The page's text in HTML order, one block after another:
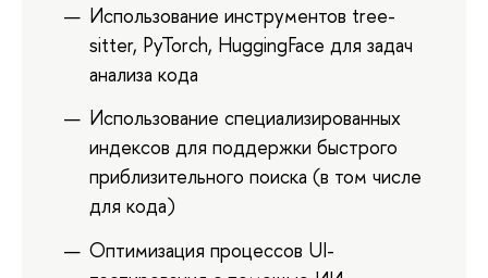
Использование инструментов tree-
sitter, PyTorch, HuggingFace для задач
анализа кода
Использование специализированных
индексов для поддержки быстрого
приблизительного поиска (в том числе
для кода)
Оптимизация процессов UI-